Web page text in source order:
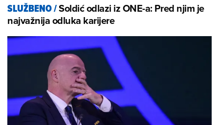
SLUŽBENO/Soldić odlazi iz ONE-a: Pred njim je
najvažnija odluka karijere